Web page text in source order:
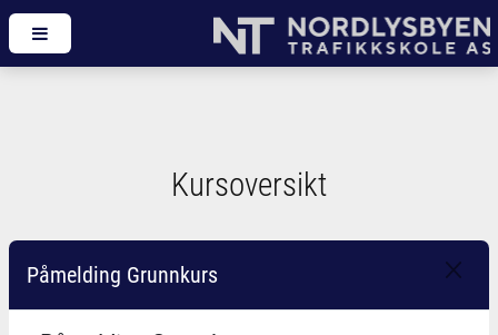
Kursoversikt
Påmelding Grunnkurs